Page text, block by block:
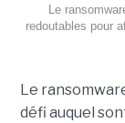
Le
redoutables pour
Le
défi auquel